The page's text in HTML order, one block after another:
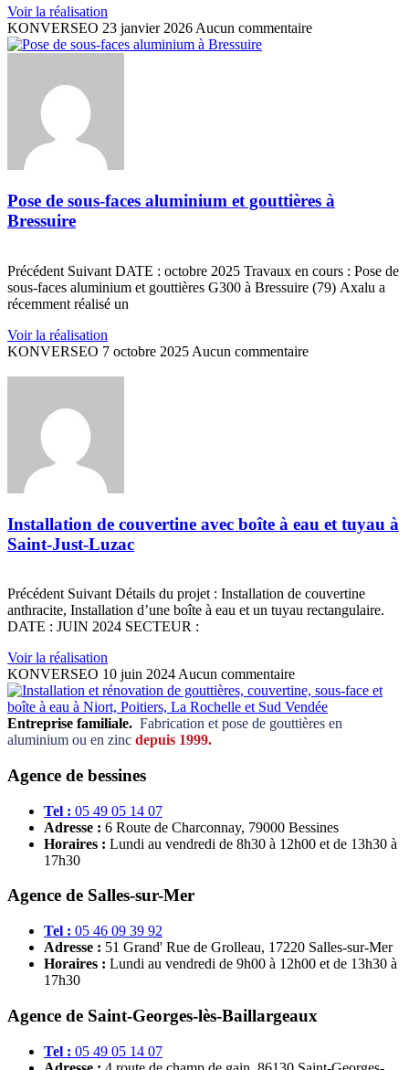
Voir la réalisation
KONVERSEO 23 janvier 2026Aucun commentaire
Pose de sous-faces aluminium et gouttières à
Bressuire
Précédent Suivant DATE : octobre 2025 Travaux en cours : Pose de
sous-faces aluminium et gouttières G300 à Bressuire (79) Axalu a
récemment réalisé un
Voir la réalisation
KONVERSEO 7 octobre 2025 Aucun commentaire
Installation de couvertine avec boîte à eau et tuyau à
Saint-Just-Luzac
Précédent Suivant Détails du projet : Installation de couvertine
anthracite, Installation d’une boîte à eau et un tuyau rectangulaire.
DATE : JUIN 2024 SECTEUR :
Voir la réalisation
KONVERSEO 10 juin 2024 Aucun commentaire
Entreprise familiale. Fabrication et pose de gouttières en
aluminium ou en zinc depuis 1999.
Agence de bessines
Tel : 05 49 05 14 07
Adresse : 6 Route de Charconnay, 79000 Bessines
Horaires : Lundi au vendredi de 8h30 à 12h00 et de 13h30 à
17h30
Agence de Salles-sur-Mer
Tel : 05 46 09 39 92
Adresse : 51 Grand' Rue de Grolleau, 17220 Salles-sur-Mer
Horaires : Lundi au vendredi de 9h00 à 12h00 et de 13h30 à
17h30
Agence de Saint-Georges-lès-Baillargeaux
Tel : 05 49 05 14 07